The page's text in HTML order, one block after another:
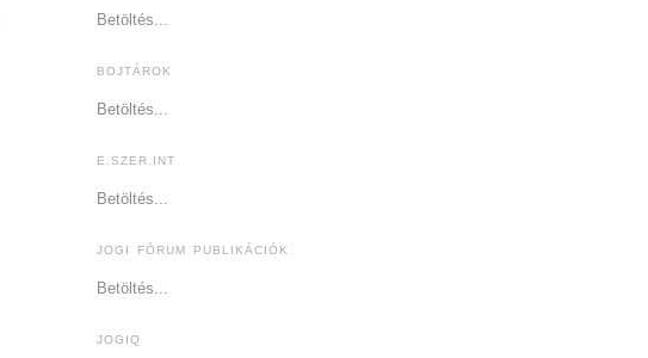
Betöltés...
BOJTÁROK
Betöltés...
E.SZER.INT
Betöltés...
JOGI FÓRUM PUBLIKÁCIÓK
Betöltés...
JOGIQ